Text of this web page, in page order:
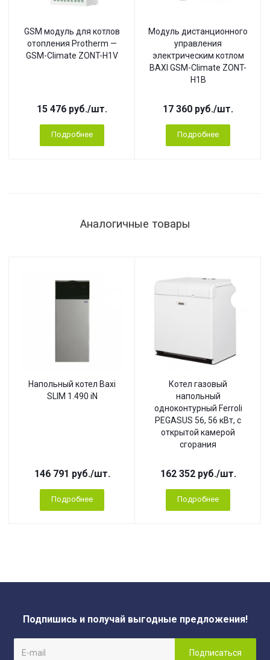
GSM модуль для котлов
отопления Protherm —
GSM-Climate ZONT-H1V
15 476 руб./шт.
Подробнее
Модуль дистанционного
управления
электрическим котлом
BAXI GSM-Climate ZONT-
H1B
17 360 руб./шт.
Подробнее
Аналогичные товары
Напольный котел Baxi
SLIM 1.490 iN
146 791 руб./шт.
Подробнее
Котел газовый
напольный
одноконтурный Ferroli
PEGASUS 56, 56 кВт, с
открытой камерой
сгорания
162 352руб./шт.
Подробнее
Подпишись и получай выгодные предложения!